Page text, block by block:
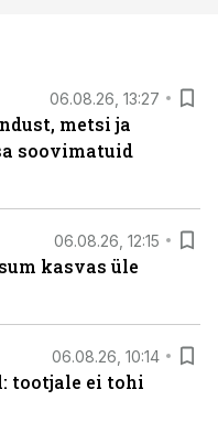
06.08.26, 13:27
metsi ja
soovimatuid
06.08.26, 12:15
kasvas üle
06.08.26, 10:14
tootjale ei tohi